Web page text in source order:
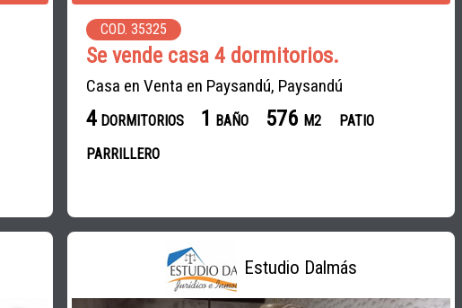
COD. 35325
Se vende casa 4 dormitorios.
Casa en Venta en Paysandú, Paysandú
4 DORMITORIOS 1 BAÑO 576 M2
PATIO
PARRILLERO
Estudio Dalmás